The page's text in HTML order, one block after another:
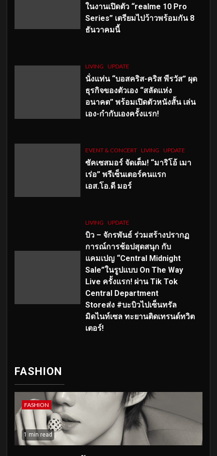
ในงานเปิดตัว “realme 10 Pro
Series” เตรียมไปว้าวพร้อมกัน 8
ธันวาคมนี้
LIVING UPDATE
นั่งแท่น “บอสคริส-คริส พีรวัส” ผุด
ธุรกิจของตัวเอง “สลัดแห่ง
อนาคต” พร้อมเปิดตัวหนังสั้น เล่น
เอง-กำกับเองครั้งแรก!
EVENT & CONCERT LIVING UPDATE
ซัคเซสมอร์ จัดเต็ม! “มาริโอ้ เมา
เร่อ” พรีเซ็นเตอร์คนแรก
เอส.โอ.ดี มอร์
LIVING UPDATE
บิว – จักรพันธ์ ร่วมสร้างปรากฏ
การณ์การช้อปสุดสนุก กับ
แคมเปญ “Central Midnight
Sale”ในรูปแบบ On The Way
Live ครั้งแรก! ผ่าน Tik Tok
Central Department
Storeส่ง #บะบิวไปเซ็นทรัล
มิดไนท์เซล ทะยานติดเทรนด์ทวิต
เตอร์!
FASHION
FASHION
1 min read